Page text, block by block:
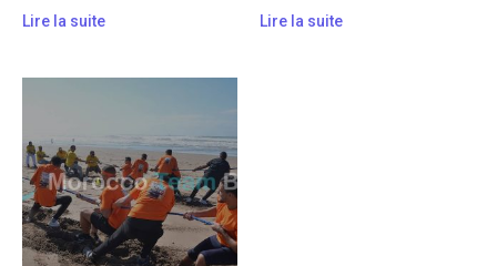
Lire la suite Lire la suite